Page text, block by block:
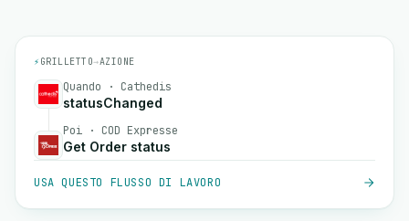
⚡ GRILLETTO→AZIONE
Quando · Cathedis
statusChanged
Poi · COD Expresse
Get Order status
USA QUESTO FLUSSO DI LAVORO